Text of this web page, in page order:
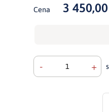
Cena 3 450,00
- +